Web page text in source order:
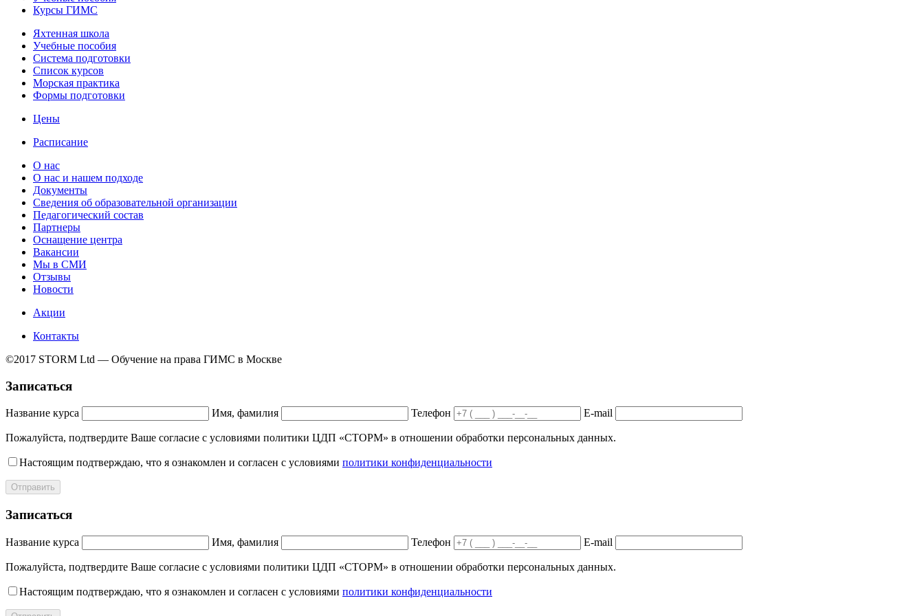
Курсы ГИМС
Яхтенная школа
Учебные пособия
Cистема подготовки
Список курсов
Морская практика
Формы подготовки
Цены
Расписание
О нас
О нас и нашем подходе
Документы
Сведения об образовательной организации
Педагогический состав
Партнеры
Оснащение центра
Вакансии
Мы в СМИ
Отзывы
Новости
Акции
Контакты
©2017 STORM Ltd — Обучение на права ГИМС в Москве
Записаться
Название курса Имя, фамилия Телефон E-mail
Пожалуйста, подтвердите Ваше согласие с условиями политики ЦДП «СТОРМ» в отношении обработки персональных данных.
Настоящим подтверждаю, что я ознакомлен и согласен с условиями политики конфиденциальности
Отправить
Записаться
Название курса Имя, фамилия Телефон E-mail
Пожалуйста, подтвердите Ваше согласие с условиями политики ЦДП «СТОРМ» в отношении обработки персональных данных.
Настоящим подтверждаю, что я ознакомлен и согласен с условиями политики конфиденциальности